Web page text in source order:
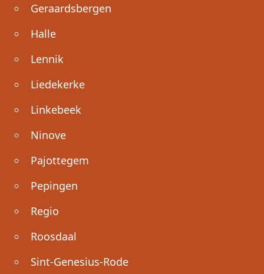
Geraardsbergen
Halle
Lennik
Liedekerke
Linkebeek
Ninove
Pajottegem
Pepingen
Regio
Roosdaal
Sint-Genesius-Rode